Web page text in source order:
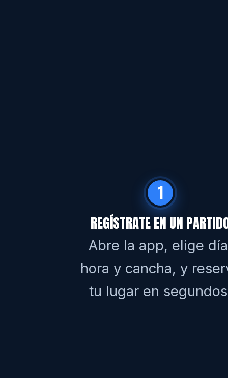
1
REGÍSTRATE EN UN
Abre la app, elige
hora y cancha, y
tu lugar en